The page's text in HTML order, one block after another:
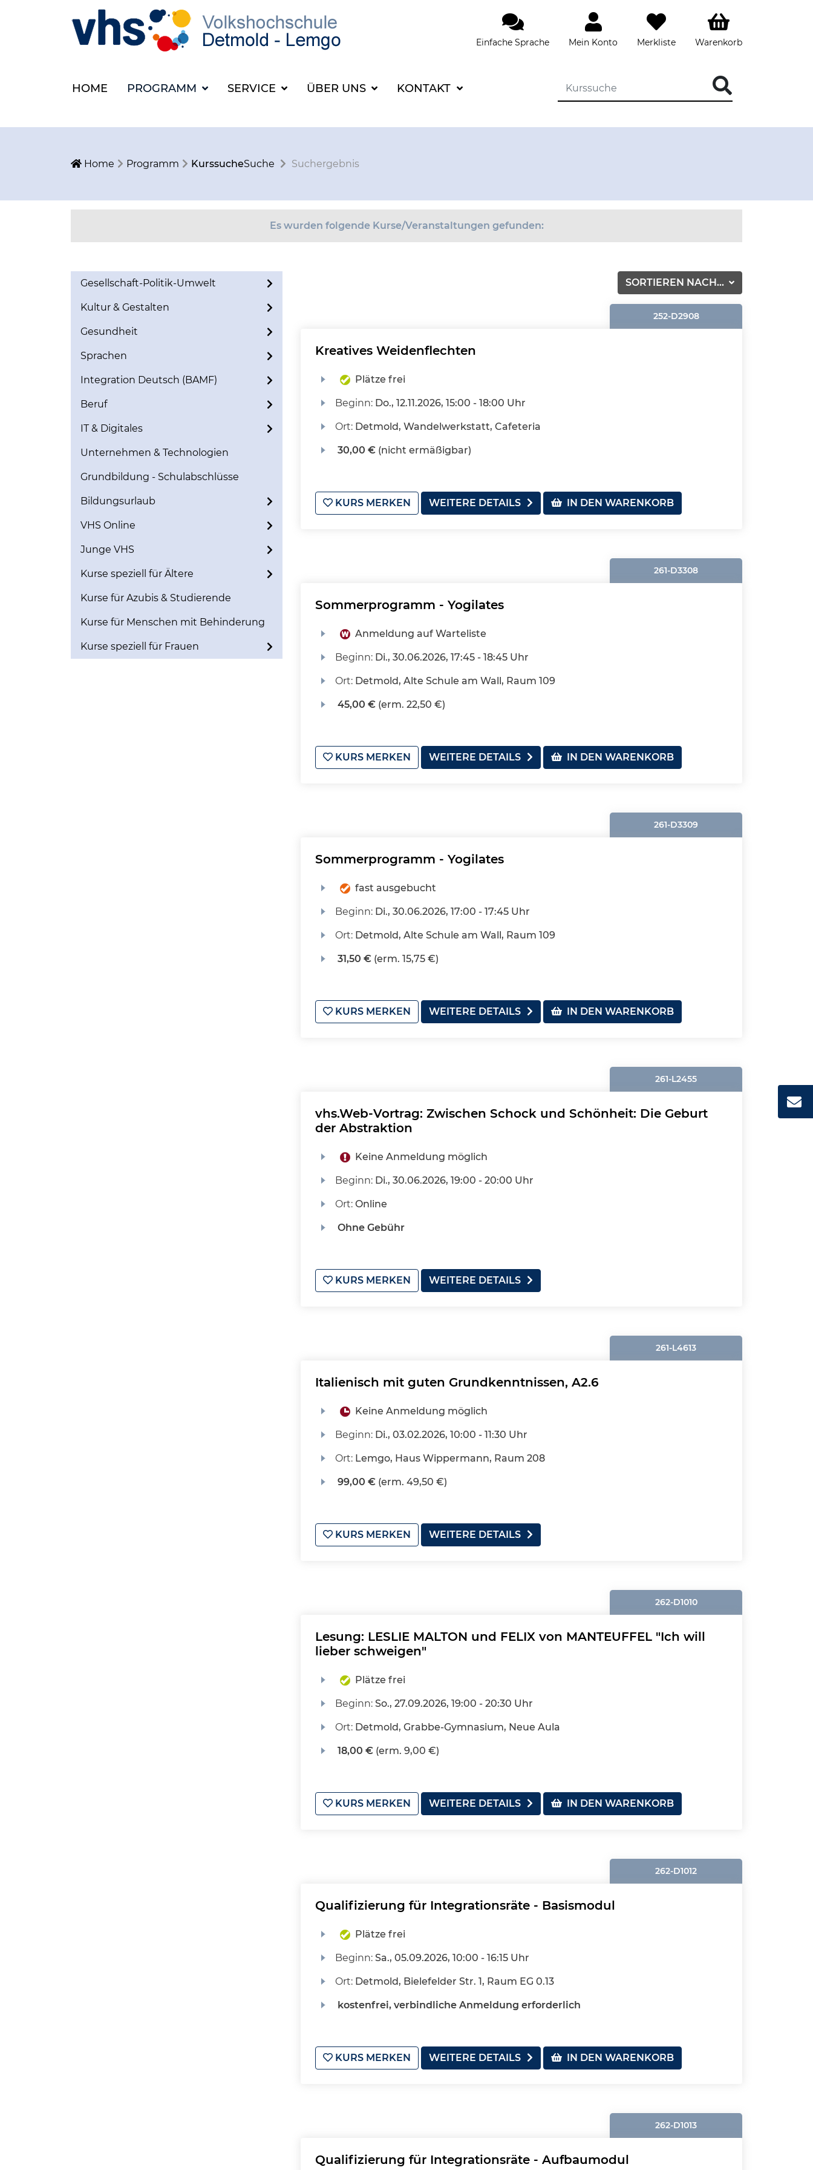
Einfache Sprache Mein Konto Merkliste Warenkorb
HOME PROGRAMM SERVICE ÜBER UNS KONTAKT
Home Programm KurssucheSuche Suchergebnis
Es wurden folgende Kurse/Veranstaltungen gefunden:
Gesellschaft-Politik-Umwelt
Kultur & Gestalten
Gesundheit
Sprachen
Integration Deutsch (BAMF)
Beruf
IT & Digitales
Unternehmen & Technologien
Grundbildung - Schulabschlüsse
Bildungsurlaub
VHS Online
Junge VHS
Kurse speziell für Ältere
Kurse für Azubis & Studierende
Kurse für Menschen mit Behinderung
Kurse speziell für Frauen
SORTIEREN NACH...
252-D2908
Kreatives Weidenflechten
Plätze frei
Beginn: Do., 12.11.2026, 15:00 - 18:00 Uhr
Ort: Detmold, Wandelwerkstatt, Cafeteria
30,00 €(nicht ermäßigbar)
KURS MERKEN WEITERE DETAILS IN DEN WARENKORB
261-D3308
Sommerprogramm - Yogilates
Anmeldung auf Warteliste
Beginn: Di., 30.06.2026, 17:45 - 18:45 Uhr
Ort: Detmold, Alte Schule am Wall, Raum 109
45,00 €(erm. 22,50 €)
KURS MERKEN WEITERE DETAILS IN DEN WARENKORB
261-D3309
Sommerprogramm - Yogilates
fast ausgebucht
Beginn: Di., 30.06.2026, 17:00 - 17:45 Uhr
Ort: Detmold, Alte Schule am Wall, Raum 109
31,50 €(erm. 15,75 €)
KURS MERKEN WEITERE DETAILS IN DEN WARENKORB
261-L2455
vhs.Web-Vortrag: Zwischen Schock und Schönheit: Die Geburt
der Abstraktion
Keine Anmeldung möglich
Beginn: Di., 30.06.2026, 19:00 - 20:00 Uhr
Ort: Online
Ohne Gebühr
KURS MERKEN WEITERE DETAILS
261-L4613
Italienisch mit guten Grundkenntnissen, A2.6
Keine Anmeldung möglich
Beginn: Di., 03.02.2026, 10:00 - 11:30 Uhr
Ort: Lemgo, Haus Wippermann, Raum 208
99,00 €(erm. 49,50 €)
KURS MERKEN WEITERE DETAILS
262-D1010
Lesung: LESLIE MALTON und FELIX von MANTEUFFEL "Ich will
lieber schweigen"
Plätze frei
Beginn: So., 27.09.2026, 19:00 - 20:30 Uhr
Ort: Detmold, Grabbe-Gymnasium, Neue Aula
18,00 €(erm. 9,00 €)
KURS MERKEN WEITERE DETAILS IN DEN WARENKORB
262-D1012
Qualifizierung für Integrationsräte - Basismodul
Plätze frei
Beginn: Sa., 05.09.2026, 10:00 - 16:15 Uhr
Ort: Detmold, Bielefelder Str. 1, Raum EG 0.13
kostenfrei, verbindliche Anmeldung erforderlich
KURS MERKEN WEITERE DETAILS IN DEN WARENKORB
262-D1013
Qualifizierung für Integrationsräte - Aufbaumodul